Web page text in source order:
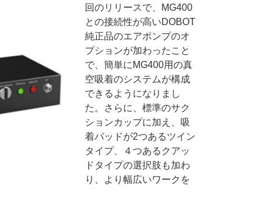
回のリリースで、MG400
との接続性が高いDOBOT
純正品のエアポンプのオ
プションが加わったこと
で、簡単にMG400用の真
空吸着のシステムが構成
できるようになりまし
た。さらに、標準のサク
ションカップに加え、吸
着パッドが2つあるツイン
タイプ、４つあるクアッ
ドタイプの選択肢も加わ
り、より幅広いワークを